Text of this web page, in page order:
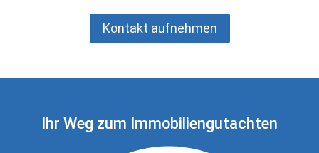
Kontakt aufnehmen
Ihr Weg zum Immobiliengutachten